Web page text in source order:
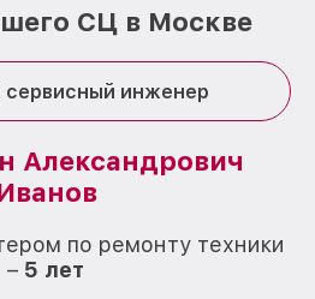
СЦ в Москве
инженер
Александрович
по ремонту техники
– 5 лет